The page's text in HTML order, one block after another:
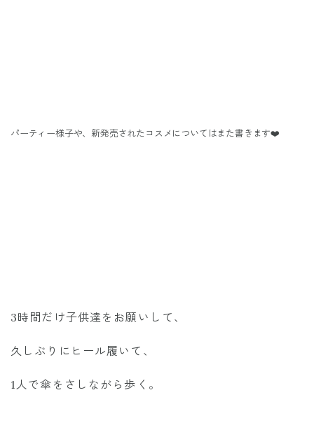
パーティー様子や、新発売されたコスメについてはまた書きます❤️
3時間だけ子供達をお願いして、
久しぶりにヒール履いて、
1人で傘をさしながら歩く。